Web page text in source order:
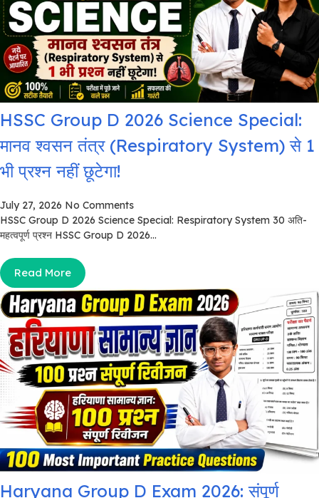
HSSC Group D 2026 Science Special:
मानव श्वसन तंत्र (Respiratory System) से 1
भी प्रश्न नहीं छूटेगा!
July 27, 2026 No Comments
HSSC Group D 2026 Science Special: Respiratory System 30 अति-
महत्वपूर्ण प्रश्न HSSC Group D 2026...
Read More
Haryana Group D Exam 2026: संपूर्ण